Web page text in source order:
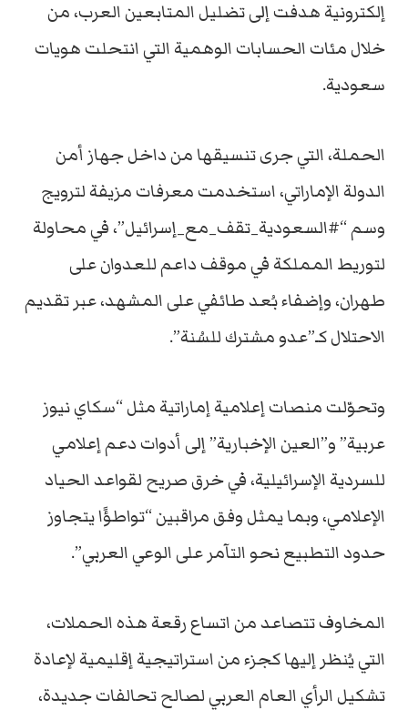
إلكترونية هدفت إلى تضليل المتابعين العرب، من
خلال مئات الحسابات الوهمية التي انتحلت هويات
سعودية.
الحملة، التي جرى تنسيقها من داخل جهاز أمن
الدولة الإماراتي، استخدمت معرفات مزيفة لترويج
وسم “#السعودية_تقف_مع_إسرائيل”، في محاولة
لتوريط المملكة في موقف داعم للعدوان على
طهران، وإضفاء بُعد طائفي على المشهد، عبر تقديم
الاحتلال كـ”عدو مشترك للسُنة”.
وتحوّلت منصات إعلامية إماراتية مثل “سكاي نيوز
عربية” و”العين الإخبارية” إلى أدوات دعم إعلامي
للسردية الإسرائيلية، في خرق صريح لقواعد الحياد
الإعلامي، وبما يمثل وفق مراقبين “تواطؤًا يتجاوز
حدود التطبيع نحو التآمر على الوعي العربي”.
المخاوف تتصاعد من اتساع رقعة هذه الحملات،
التي يُنظر إليها كجزء من استراتيجية إقليمية لإعادة
تشكيل الرأي العام العربي لصالح تحالفات جديدة،